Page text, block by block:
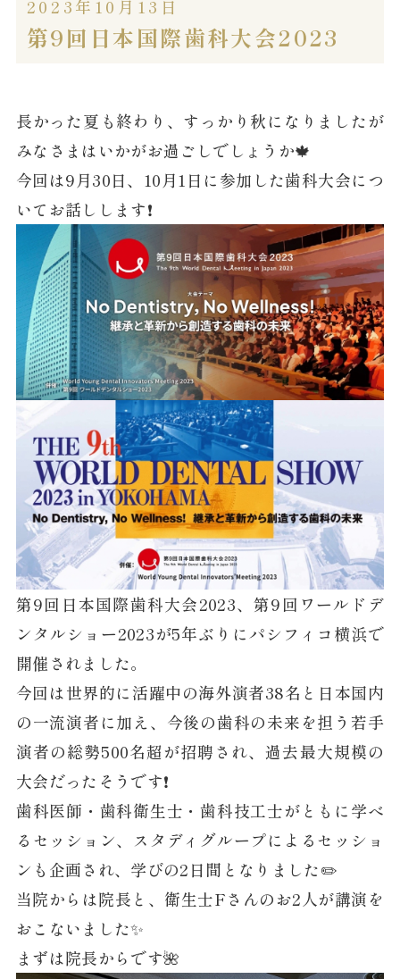
2023年10月13日
第9回日本国際歯科大会2023
長かった夏も終わり、すっかり秋になりましたが
みなさまはいかがお過ごしでしょうか🍁
今回は9月30日、10月1日に参加した歯科大会につ
いてお話しします❗️
第9回日本国際歯科大会2023、第9回ワールドデ
ンタルショー2023が5年ぶりにパシフィコ横浜で
開催されました。
今回は世界的に活躍中の海外演者38名と日本国内
の一流演者に加え、今後の歯科の未来を担う若手
演者の総勢500名超が招聘され、過去最大規模の
大会だったそうです❗️
歯科医師・歯科衛生士・歯科技工士がともに学べ
るセッション、スタディグループによるセッショ
ンも企画され、学びの2日間となりました✏️
当院からは院長と、衛生士Fさんのお2人が講演を
おこないました✨
まずは院長からです🌺